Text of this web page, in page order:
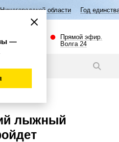
Год единства народов России
Прямой эфир.
Волга 24
лыжный
—